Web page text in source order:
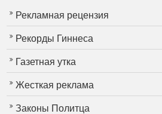
Рекламная рецензия
Рекорды Гиннеса
Газетная утка
Жесткая реклама
Законы Политца